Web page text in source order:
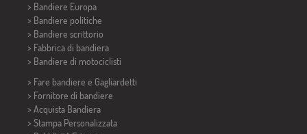
> Bandiere Europa
> Bandiere politiche
> Bandiere scrittorio
> Fabbrica di bandiera
> Bandiere di motociclisti
> Fare bandiere e Gagliardetti
> Fornitore di bandiere
> Acquista Bandiera
> Stampa Personalizzata